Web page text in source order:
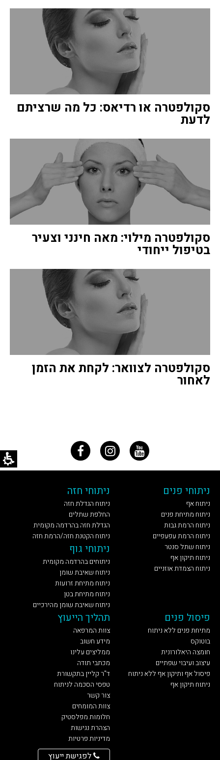
סקולפטרה או רדיאס: כל מה שרציתם
לדעת
סקולפטרה מילוי: מאה חינני וצעיר
בטיפול ייחודי
סקולפטרה לצוואר: לקחת את הזמן
לאחור
ניתוחי פנים
ניתוח אף
ניתוח מתיחת פנים
ניתוח הרמת גבות
ניתוח הרמת עפעפיים
ניתוח שתל סנטר
ניתוח תיקון אף
ניתוח הצמדת אוזניים
ניתוחי חזה
ניתוח הגדלת חזה
החלפת שתלים
הגדלת חזה בהרדמה מקומית
ניתוח הקטנת חזה/הרמת חזה
ניתוחי גוף
ניתוחים בהרדמה מקומית
ניתוח שאיבת שומן
ניתוח מתיחת זרועות
ניתוח מתיחת בטן
ניתוח שאיבת שומן מהירכיים
פיסול פנים
מתיחת פנים ללא ניתוח
בוטוקס
חומצה היאלורונית
עיצוב ועיבוי שפתיים
פיסול אף ותיקון אף ללא ניתוח
ניתוח תיקון אף
תהליך הייעוץ
צוות המרפאה
מידע חשוב
ממליצים עלינו
מכתבי תודה
ד"ר קליין בתקשורת
טפסי הסכמה לניתוח
צור קשר
צוות המומחים
חלומות מפלסטיק
הצהרת נגישות
מדיניות פרטיות
לפגישת ייעוץ